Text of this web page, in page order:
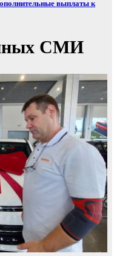
выплаты к